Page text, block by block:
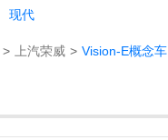
现代
> 上汽荣威 > Vision-E概念车